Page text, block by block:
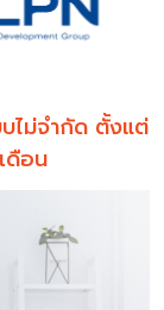
ไม่จำกัด ตั้งแต่
ดือน